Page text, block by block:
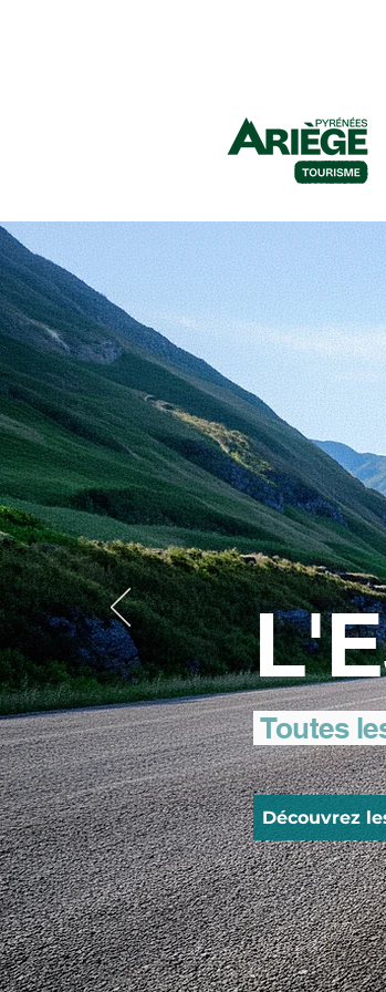
Toutes
Découvrez